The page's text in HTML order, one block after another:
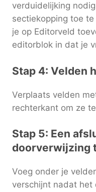
verduidelijking
sectiekopping toe
je op Editorveld
editorblok in dat je
Stap 4: Velden
Verplaats velden
rechterkant om ze
Stap 5: Een
doorverwijzing
Voeg onder je
verschijnt nadat